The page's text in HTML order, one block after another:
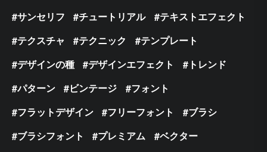
サンセリフ
チュートリアル
テキストエフェクト
テクスチャ
テクニック
テンプレート
デザインの種
デザインエフェクト
トレンド
パターン
ビンテージ
フォント
フラットデザイン
フリーフォント
ブラシ
ブラシフォント
プレミアム
ベクター